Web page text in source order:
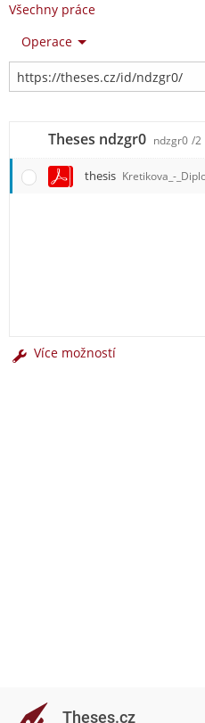
Všechny práce
Operace
Theses ndzgr0 ndzgr0 /2
thesis Kretikova_-
Více možností
Theses.cz